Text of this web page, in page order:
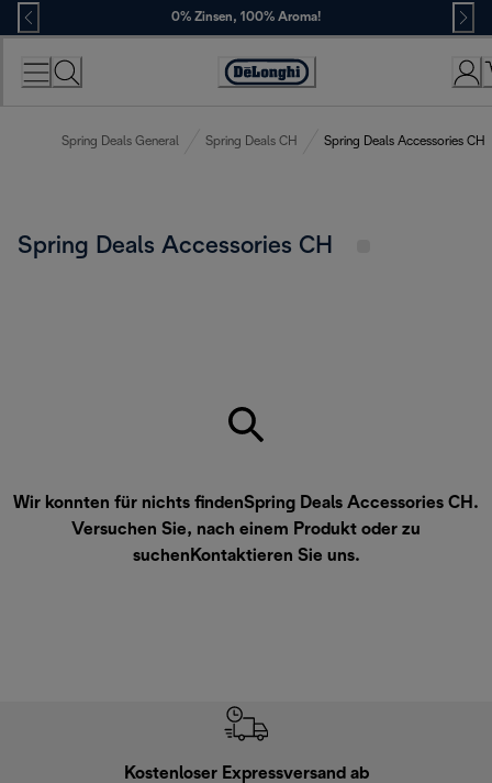
Skip
to
Content
0% Zinsen, 100% Aroma!
Erklärung
Zugänglichkeit
Spring Deals General Spring Deals CH Spring Deals Accessories CH
Spring Deals Accessories CH
Wir konnten für nichts findenSpring Deals Accessories CH.
Versuchen Sie, nach einem Produkt oder zu
suchen Kontaktieren Sie uns.
Kostenloser Expressversand ab